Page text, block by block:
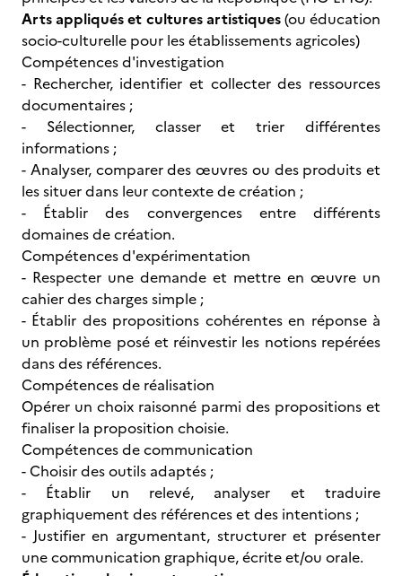
Arts appliqués et cultures artistiques(ou éducation
socio-culturelle pour les établissements agricoles)
Compétences d'investigation
- Rechercher, identifier et collecter des ressources
documentaires ;
- Sélectionner, classer et trier différentes
informations ;
- Analyser, comparer des œuvres ou des produits et
les situer dans leur contexte de création ;
- Établir des convergences entre différents
domaines de création.
Compétences d'expérimentation
- Respecter une demande et mettre en œuvre un
cahier des charges simple ;
- Établir des propositions cohérentes en réponse à
un problème posé et réinvestir les notions repérées
dans des références.
Compétences de réalisation
Opérer un choix raisonné parmi des propositions et
finaliser la proposition choisie.
Compétences de communication
- Choisir des outils adaptés ;
- Établir un relevé, analyser et traduire
graphiquement des références et des intentions ;
- Justifier en argumentant, structurer et présenter
une communication graphique, écrite et/ou orale.